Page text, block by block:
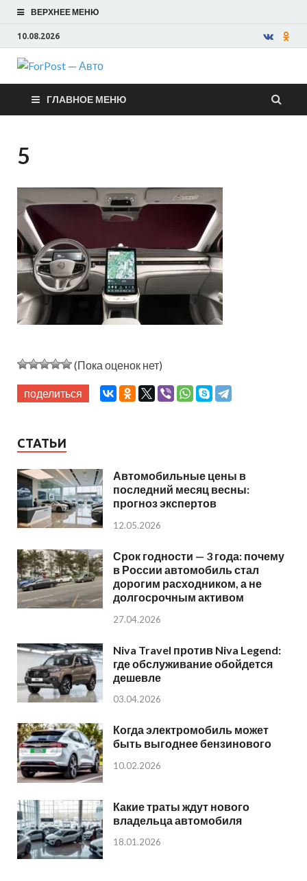
ВЕРХНЕЕ МЕНЮ
10.08.2026
ForPost —
Авто
ГЛАВНОЕ МЕНЮ
5
(Пока оценок нет)
поделиться
СТАТЬИ
Автомобильные цены в
последний месяц весны:
прогноз экспертов
12.05.2026
Срок годности — 3 года: почему
в России автомобиль стал
дорогим расходником, а не
долгосрочным активом
27.04.2026
Niva Travel против Niva Legend:
где обслуживание обойдется
дешевле
03.04.2026
Когда электромобиль может
быть выгоднее бензинового
10.02.2026
Какие траты ждут нового
владельца автомобиля
18.01.2026